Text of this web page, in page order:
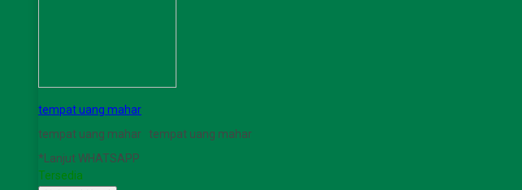
tempat uang mahar
tempat uang mahar tempat uang mahar
*Lanjut WHATSAPP
Tersedia